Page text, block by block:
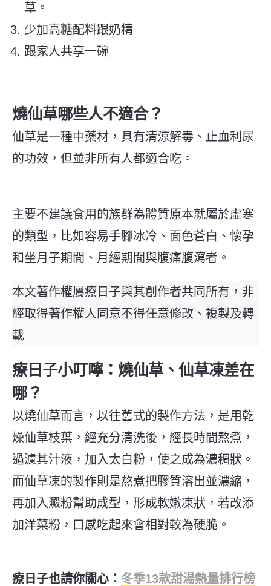
草。
少加高糖配料跟奶精
跟家人共享一碗
燒仙草哪些人不適合？
仙草是一種中藥材，具有清涼解毒、止血利尿
的功效，但並非所有人都適合吃。
主要不建議食用的族群為體質原本就屬於虛寒
的類型，比如容易手腳冰冷、面色蒼白、懷孕
和坐月子期間、月經期間與腹痛腹瀉者。
本文著作權屬療日子與其創作者共同所有，非
經取得著作權人同意不得任意修改、複製及轉
載
療日子小叮嚀：燒仙草、仙草凍差在
哪？
以燒仙草而言，以往舊式的製作方法，是用乾
燥仙草枝葉，經充分清洗後，經長時間熬煮，
過濾其汁液，加入太白粉，使之成為濃稠狀。
而仙草凍的製作則是熬煮把膠質溶出並濃縮，
再加入澱粉幫助成型，形成軟嫩凍狀，若改添
加洋菜粉，口感吃起來會相對較為硬脆。
療日子也請你關心： 冬季13款甜湯熱量排行榜